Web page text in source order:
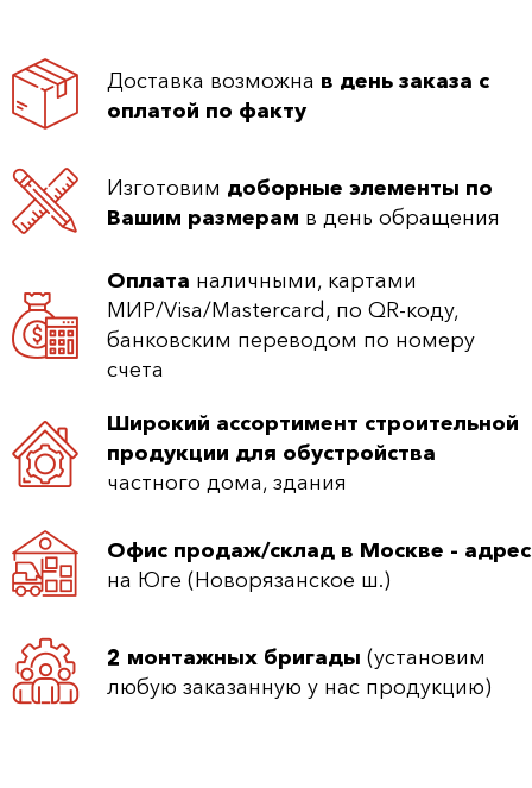
Доставка возможна в день заказа с
оплатой по факту
Изготовим доборные элементы по
Вашим размерам в день обращения
Оплата наличными, картами
МИР/Visa/Mastercard, по QR-коду,
банковским переводом по номеру
счета
Широкий ассортимент строительной
продукции для обустройства
частного дома, здания
Офис продаж/склад в Москве - адрес
на Юге (Новорязанское ш.)
2 монтажных бригады (установим
любую заказанную у нас продукцию)